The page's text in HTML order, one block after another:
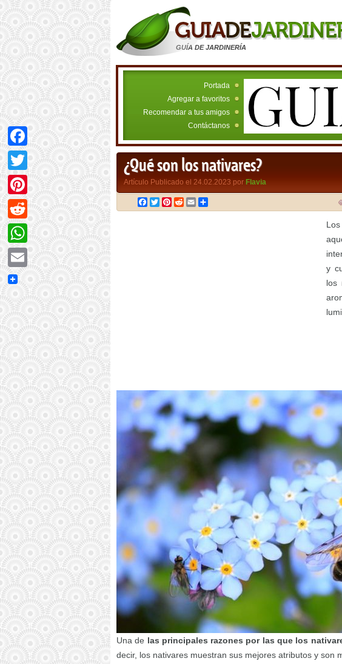
GUÍA DE JARDINERÍA
Portada
Agregar a favoritos
Recomendar a tus amigos
Contáctanos
¿Qué son los nativares?
Artículo Publicado el 24.02.2023 por Flavia
Facebook
TwitterPinterest
RedditEmail
Los
y
los
Una de las principales razones por las que los
decir, los nativares muestran sus mejores atributos y son
Facebook
Twitter
Pinterest
Reddit
WhatsApp
Email